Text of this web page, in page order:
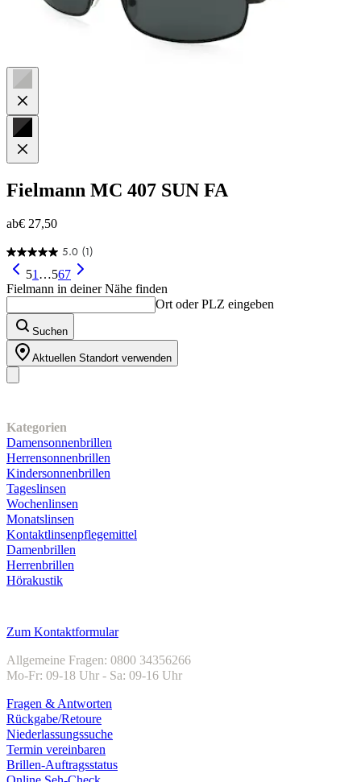
Fielmann MC 407 SUN FA
ab€ 27,50
5.0 (1)
5.0
von
5
1
Bewertung
51…567
Fielmann in deiner Nähe finden
Ort oder PLZ eingeben
Suchen
Aktuellen Standort verwenden
Kategorien
Damensonnenbrillen
Herrensonnenbrillen
Kindersonnenbrillen
Tageslinsen
Wochenlinsen
Monatslinsen
Kontaktlinsenpflegemittel
Damenbrillen
Herrenbrillen
Hörakustik
Zum Kontaktformular
Allgemeine Fragen: 0800 34356266
Mo-Fr: 09-18 Uhr - Sa: 09-16 Uhr
Fragen & Antworten
Rückgabe/Retoure
Niederlassungssuche
Termin vereinbaren
Brillen-Auftragsstatus